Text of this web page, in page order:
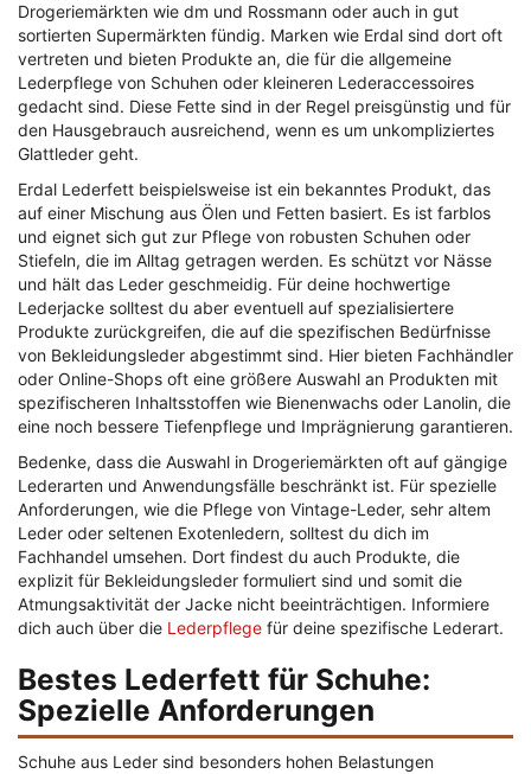
Drogeriemärkten wie dm und Rossmann oder auch in gut
sortierten Supermärkten fündig. Marken wie Erdal sind dort oft
vertreten und bieten Produkte an, die für die allgemeine
Lederpflege von Schuhen oder kleineren Lederaccessoires
gedacht sind. Diese Fette sind in der Regel preisgünstig und für
den Hausgebrauch ausreichend, wenn es um unkompliziertes
Glattleder geht.
Erdal Lederfett beispielsweise ist ein bekanntes Produkt, das
auf einer Mischung aus Ölen und Fetten basiert. Es ist farblos
und eignet sich gut zur Pflege von robusten Schuhen oder
Stiefeln, die im Alltag getragen werden. Es schützt vor Nässe
und hält das Leder geschmeidig. Für deine hochwertige
Lederjacke solltest du aber eventuell auf spezialisiertere
Produkte zurückgreifen, die auf die spezifischen Bedürfnisse
von Bekleidungsleder abgestimmt sind. Hier bieten Fachhändler
oder Online-Shops oft eine größere Auswahl an Produkten mit
spezifischeren Inhaltsstoffen wie Bienenwachs oder Lanolin, die
eine noch bessere Tiefenpflege und Imprägnierung garantieren.
Bedenke, dass die Auswahl in Drogeriemärkten oft auf gängige
Lederarten und Anwendungsfälle beschränkt ist. Für spezielle
Anforderungen, wie die Pflege von Vintage-Leder, sehr altem
Leder oder seltenen Exotenledern, solltest du dich im
Fachhandel umsehen. Dort findest du auch Produkte, die
explizit für Bekleidungsleder formuliert sind und somit die
Atmungsaktivität der Jacke nicht beeinträchtigen. Informiere
dich auch über die Lederpflege für deine spezifische Lederart.
Bestes Lederfett für Schuhe:
Spezielle Anforderungen
Schuhe aus Leder sind besonders hohen Belastungen